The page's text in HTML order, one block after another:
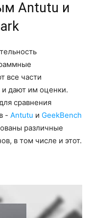
Antutu и
все части
дают им оценки.
сравнения
- Antutu и GeekBench
различные
в том числе и этот.